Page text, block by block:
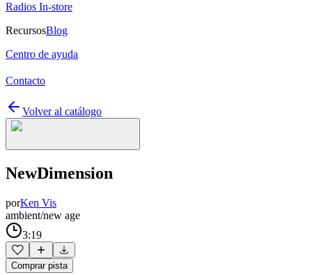
Radios In-store
RecursosBlog
Centro de ayuda
Contacto
Volver al catálogo
NewDimension
porKen Vis
ambient/new age
3:19
Comprar pista